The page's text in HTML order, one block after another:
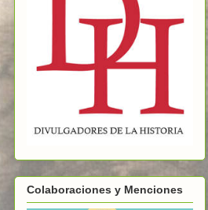
Colaboraciones y Menciones